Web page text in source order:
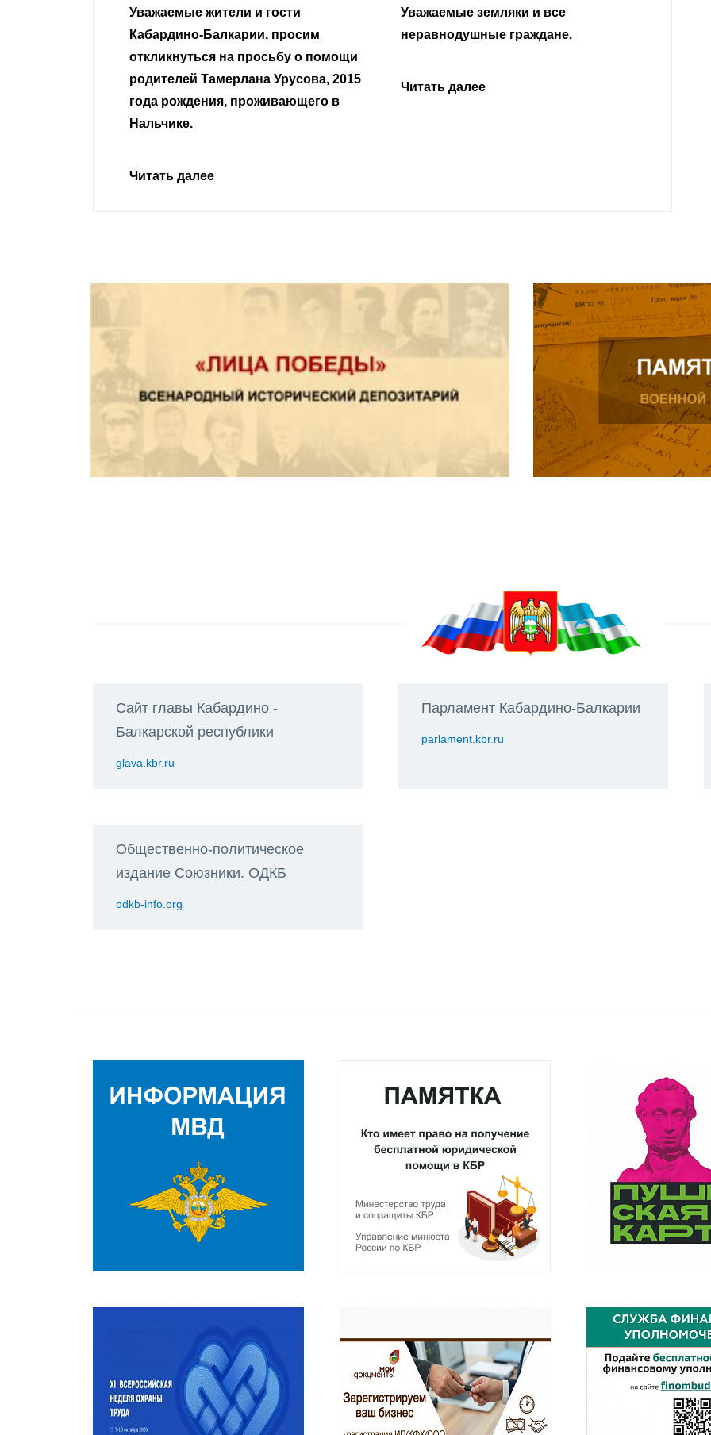
Уважаемые земляки и все
неравнодушные граждане.
Читать далее
Читать далее
Сайт главы Кабардино -
Балкарской республики
glava.kbr.ru
Парламент Кабардино-Балкарии
parlament.kbr.ru
Общественно-политическое
издание Союзники. ОДКБ
odkb-info.org